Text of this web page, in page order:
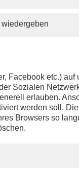
Facebook etc.)
Sozialen
erlauben.
werden soll.
Browsers so